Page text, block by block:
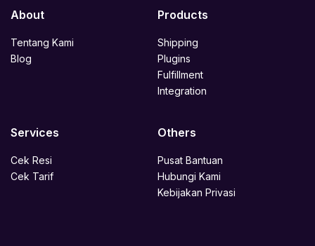
About
Tentang Kami
Blog
Products
Shipping
Plugins
Fulfillment
Integration
Services
Cek Resi
Cek Tarif
Others
Pusat Bantuan
Hubungi Kami
Kebijakan Privasi